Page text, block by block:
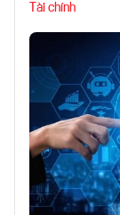
Tài chính